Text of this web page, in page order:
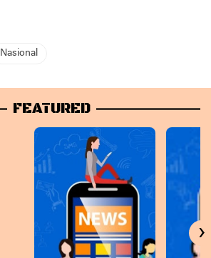
Nasional
FEATURED
›